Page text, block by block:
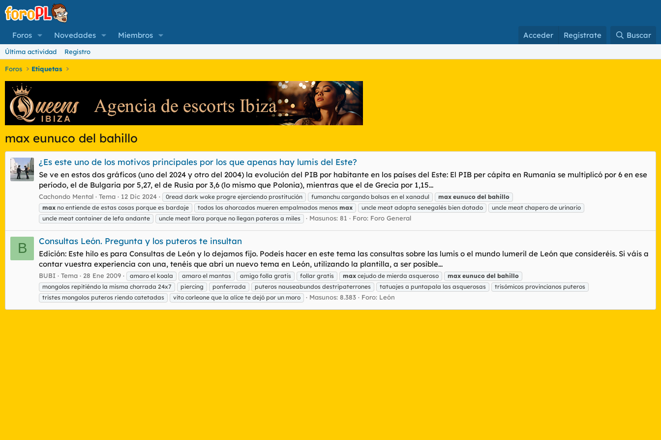
Foros Novedades Miembros Acceder Regístrate Buscar
Última actividad Registro
Foros Etiquetas
max eunuco del bahillo
¿Es este uno de los motivos principales por los que apenas hay lumis del Este?
Se ve en estos dos gráficos (uno del 2024 y otro del 2004) la evolución del PIB por habitante en los países del Este: El PIB per cápita en Rumanía se multiplicó por 6 en ese
período, el de Bulgaria por 5,27, el de Rusia por 3,6 (lo mismo que Polonia), mientras que el de Grecia por 1,15...
Cachondo Mental Tema 12 Dic 2024 0read dark woke progre ejerciendo prostitución fumanchu cargando bolsas en el xanadul max eunuco del bahillo
max no entiende de estas cosas porque es bardaje todos los ahorcados mueren empalmados menos max uncle meat adopta senegalés bien dotado
uncle meat chapero de urinario
uncle meat container de lefa andante
uncle meat llora porque no llegan pateras a miles Masunos: 81 Foro: Foro General
B Consultas León. Pregunta y los puteros te insultan
Edición: Este hilo es para Consultas de León y lo dejamos fijo. Podeís hacer en este tema las consultas sobre las lumis o el mundo lumeril de León que consideréis. Si váis a
contar vuestra experiencia con una, tenéis que abri un nuevo tema en León, utilizando la plantilla, a ser posible...
BUBI Tema 28 Ene 2009 amaro el koala amaro el mantas amigo folla gratis follar gratis max cejudo de mierda asqueroso max eunuco del bahillo
mongolos repitiéndo la misma chorrada 24x7
piercing ponferrada puteros nauseabundos destripaterrones tatuajes a puntapala las asquerosas
trisómicos provincianos puteros
tristes mongolos puteros riendo catetadas
vito corleone que la alice te dejó por un moro Masunos: 8.383 Foro: León